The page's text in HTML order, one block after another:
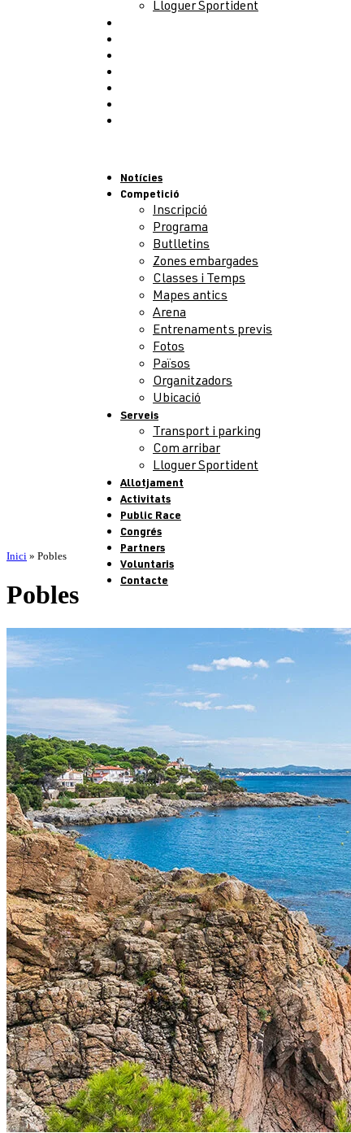
Lloguer Sportident
Notícies
Competició
Inscripció
Programa
Butlletins
Zones embargades
Classes i Temps
Mapes antics
Arena
Entrenaments previs
Fotos
Països
Organitzadors
Ubicació
Serveis
Transport i parking
Com arribar
Lloguer Sportident
Allotjament
Activitats
Public Race
Congrés
Partners
Voluntaris
Contacte
Inici » Pobles
Pobles